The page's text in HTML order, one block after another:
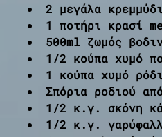
2 μεγάλα
1 ποτήρι κρασί
500ml ζωμός
1/2 κούπα χυμό
1 κούπα χυμό ρόδι
Σπόρια ροδιού
1/2 κ.γ. σκόνη
1/2 κ.γ.